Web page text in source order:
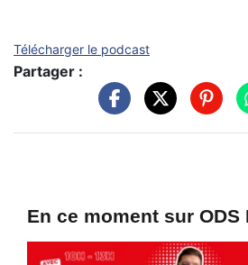
Télécharger le podcast
Partager :
En ce moment sur ODS